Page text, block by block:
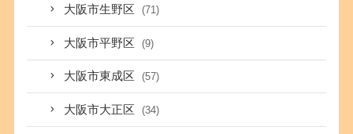
大阪市生野区 (71)
大阪市平野区 (9)
大阪市東成区 (57)
大阪市大正区 (34)